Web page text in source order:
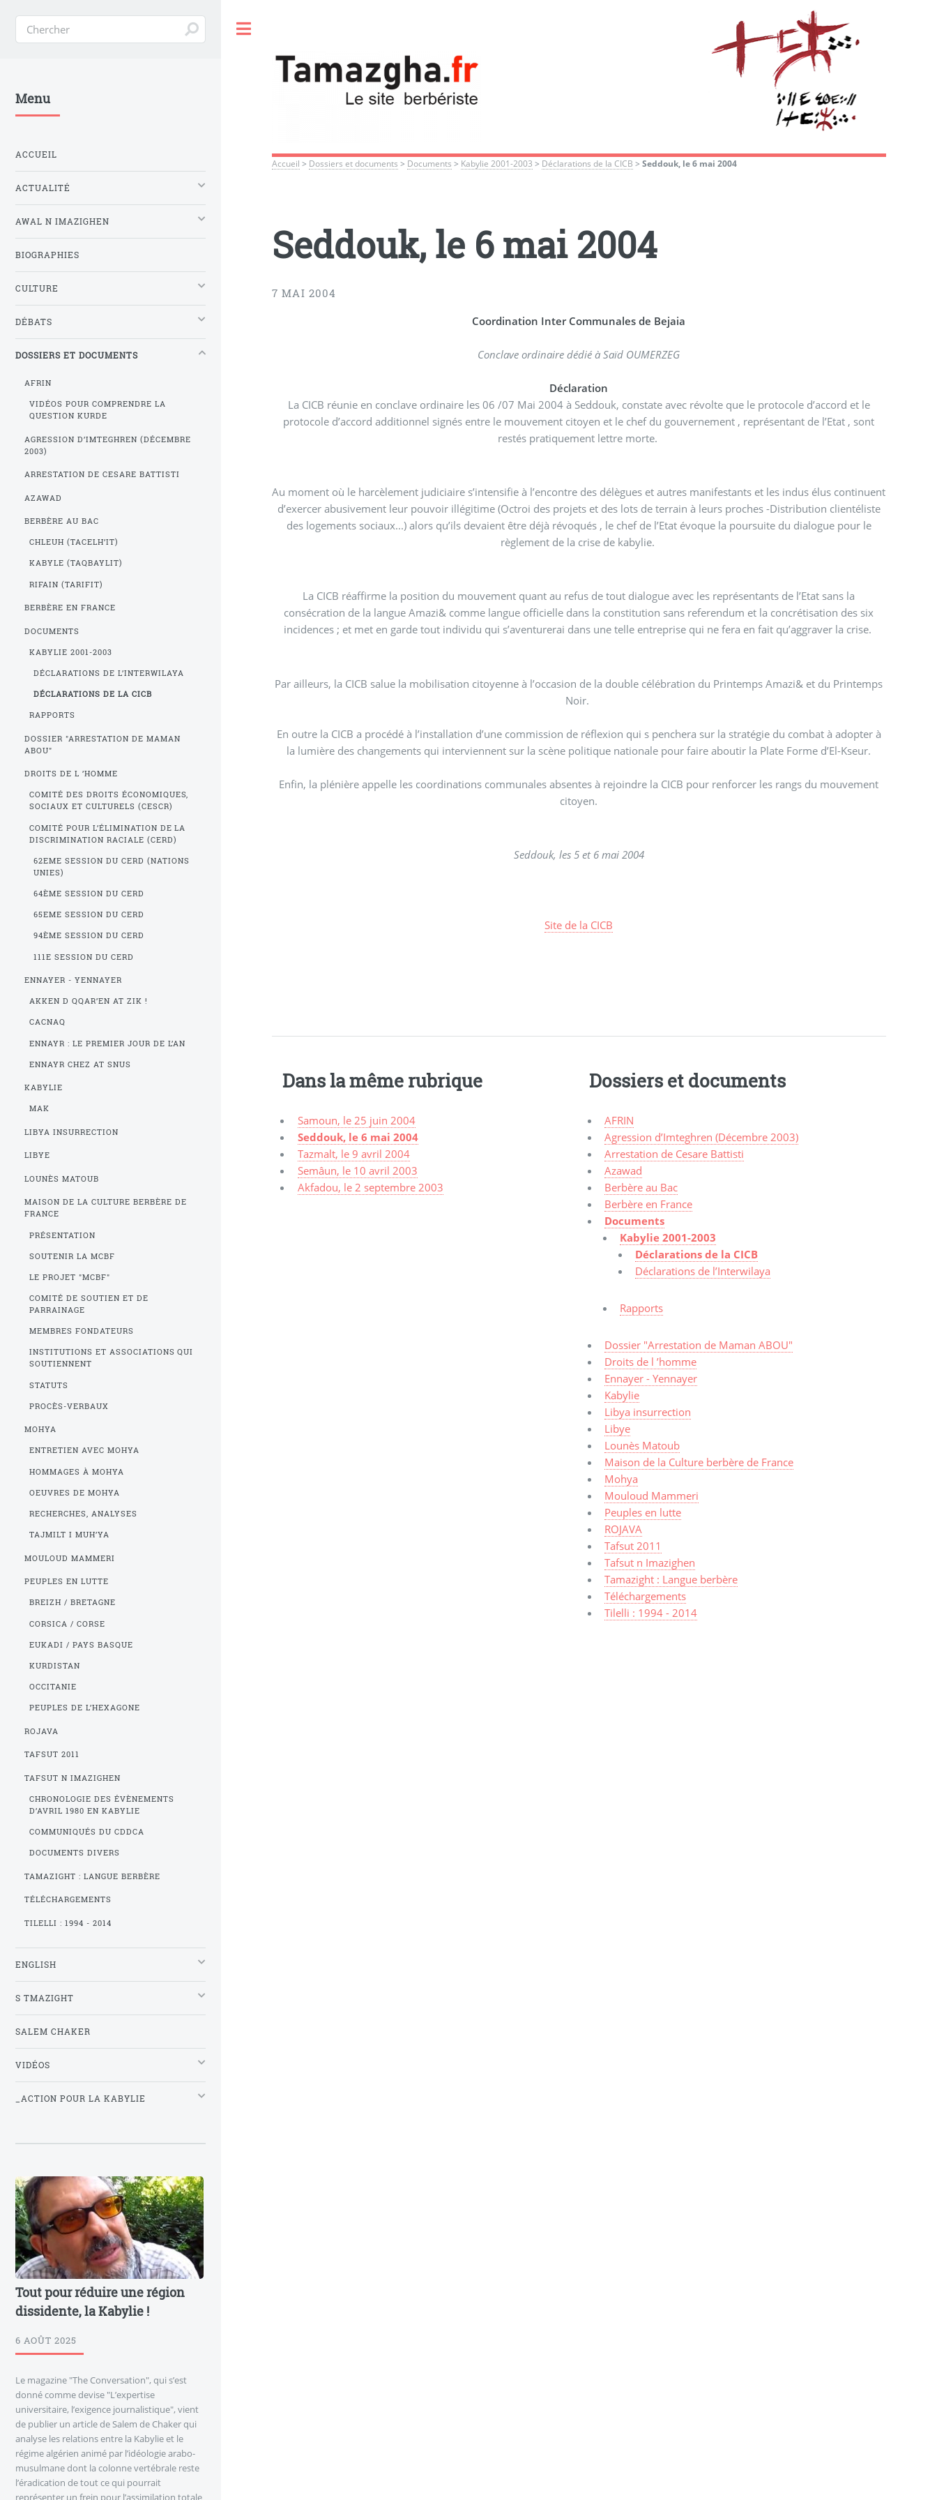
Accueil > Dossiers et documents > Documents > Kabylie 2001-2003 > Déclarations de la CICB >Seddouk, le 6 mai 2004
Seddouk, le 6 mai 2004
7 MAI 2004
Coordination Inter Communales de Bejaia
Conclave ordinaire dédié à Saïd OUMERZEG
Déclaration
La CICB réunie en conclave ordinaire les 06 /07 Mai 2004 à Seddouk, constate avec révolte que le protocole d’accord et le
protocole d’accord additionnel signés entre le mouvement citoyen et le chef du gouvernement , représentant de l’Etat , sont
restés pratiquement lettre morte.
Au moment où le harcèlement judiciaire s’intensifie à l’encontre des délègues et autres manifestants et les indus élus continuent
d’exercer abusivement leur pouvoir illégitime (Octroi des projets et des lots de terrain à leurs proches -Distribution clientéliste
des logements sociaux...) alors qu’ils devaient être déjà révoqués , le chef de l’Etat évoque la poursuite du dialogue pour le
règlement de la crise de kabylie.
La CICB réaffirme la position du mouvement quant au refus de tout dialogue avec les représentants de l’Etat sans la
consécration de la langue Amazi& comme langue officielle dans la constitution sans referendum et la concrétisation des six
incidences ; et met en garde tout individu qui s’aventurerai dans une telle entreprise qui ne fera en fait qu’aggraver la crise.
Par ailleurs, la CICB salue la mobilisation citoyenne à l’occasion de la double célébration du Printemps Amazi& et du Printemps
Noir.
En outre la CICB a procédé à l’installation d’une commission de réflexion qui s penchera sur la stratégie du combat à adopter à
la lumière des changements qui interviennent sur la scène politique nationale pour faire aboutir la Plate Forme d’El-Kseur.
Enfin, la plénière appelle les coordinations communales absentes à rejoindre la CICB pour renforcer les rangs du mouvement
citoyen.
Seddouk, les 5 et 6 mai 2004
Site de la CICB
Dans la même rubrique
Samoun, le 25 juin 2004
Seddouk, le 6 mai 2004
Tazmalt, le 9 avril 2004
Semâun, le 10 avril 2003
Akfadou, le 2 septembre 2003
Dossiers et documents
AFRIN
Agression d’Imteghren (Décembre 2003)
Arrestation de Cesare Battisti
Azawad
Berbère au Bac
Berbère en France
Documents
Kabylie 2001-2003
Déclarations de la CICB
Déclarations de l’Interwilaya
Rapports
Dossier "Arrestation de Maman ABOU"
Droits de l ’homme
Ennayer - Yennayer
Kabylie
Libya insurrection
Libye
Lounès Matoub
Maison de la Culture berbère de France
Mohya
Mouloud Mammeri
Peuples en lutte
ROJAVA
Tafsut 2011
Tafsut n Imazighen
Tamazight : Langue berbère
Téléchargements
Tilelli : 1994 - 2014
Menu
ACCUEIL
ACTUALITÉ
AWAL N IMAZIGHEN
BIOGRAPHIES
CULTURE
DÉBATS
DOSSIERS ET DOCUMENTS
AFRIN
VIDÉOS POUR COMPRENDRE LA
QUESTION KURDE
AGRESSION D’IMTEGHREN (DÉCEMBRE
2003)
ARRESTATION DE CESARE BATTISTI
AZAWAD
BERBÈRE AU BAC
CHLEUH (TACELH’IT)
KABYLE (TAQBAYLIT)
RIFAIN (TARIFIT)
BERBÈRE EN FRANCE
DOCUMENTS
KABYLIE 2001-2003
DÉCLARATIONS DE L’INTERWILAYA
DÉCLARATIONS DE LA CICB
RAPPORTS
DOSSIER "ARRESTATION DE MAMAN
ABOU"
DROITS DE L ’HOMME
COMITÉ DES DROITS ÉCONOMIQUES,
SOCIAUX ET CULTURELS (CESCR)
COMITÉ POUR L’ÉLIMINATION DE LA
DISCRIMINATION RACIALE (CERD)
62EME SESSION DU CERD (NATIONS
UNIES)
64ÈME SESSION DU CERD
65EME SESSION DU CERD
94ÈME SESSION DU CERD
111E SESSION DU CERD
ENNAYER - YENNAYER
AKKEN D QQAR’EN AT ZIK !
CACNAQ
ENNAYR : LE PREMIER JOUR DE L’AN
ENNAYR CHEZ AT SNUS
KABYLIE
MAK
LIBYA INSURRECTION
LIBYE
LOUNÈS MATOUB
MAISON DE LA CULTURE BERBÈRE DE
FRANCE
PRÉSENTATION
SOUTENIR LA MCBF
LE PROJET "MCBF"
COMITÉ DE SOUTIEN ET DE
PARRAINAGE
MEMBRES FONDATEURS
INSTITUTIONS ET ASSOCIATIONS QUI
SOUTIENNENT
STATUTS
PROCÈS-VERBAUX
MOHYA
ENTRETIEN AVEC MOHYA
HOMMAGES À MOHYA
OEUVRES DE MOHYA
RECHERCHES, ANALYSES
TAJMILT I MUH’YA
MOULOUD MAMMERI
PEUPLES EN LUTTE
BREIZH / BRETAGNE
CORSICA / CORSE
EUKADI / PAYS BASQUE
KURDISTAN
OCCITANIE
PEUPLES DE L’HEXAGONE
ROJAVA
TAFSUT 2011
TAFSUT N IMAZIGHEN
CHRONOLOGIE DES ÉVÈNEMENTS
D’AVRIL 1980 EN KABYLIE
COMMUNIQUÉS DU CDDCA
DOCUMENTS DIVERS
TAMAZIGHT : LANGUE BERBÈRE
TÉLÉCHARGEMENTS
TILELLI : 1994 - 2014
ENGLISH
S TMAZIGHT
SALEM CHAKER
VIDÉOS
_ACTION POUR LA KABYLIE
Tout pour réduire une région
dissidente, la Kabylie !
6 AOÛT 2025
Le magazine "The Conversation", qui s’est
donné comme devise "L’expertise
universitaire, l’exigence journalistique", vient
de publier un article de Salem de Chaker qui
analyse les relations entre la Kabylie et le
régime algérien animé par l’idéologie arabo-
musulmane dont la colonne vertébrale reste
l’éradication de tout ce qui pourrait
représenter un frein pour l’assimilation totale